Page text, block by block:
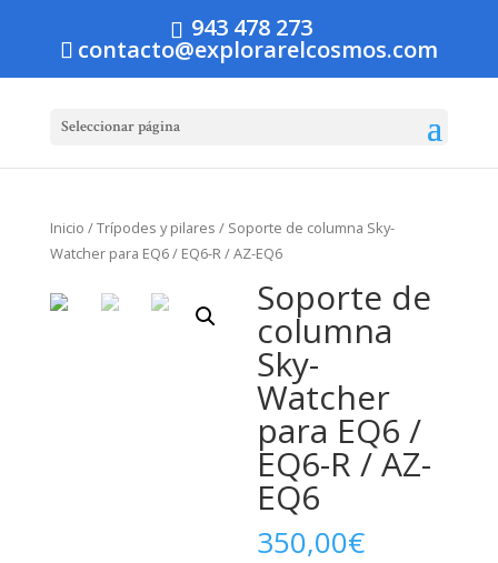
943 478 273
contacto@explorarelcosmos.com
Seleccionar página
Inicio /Trípodes y pilares / Soporte de columna Sky-
Watcher para EQ6 / EQ6-R / AZ-EQ6
Soporte de
columna
Sky-
Watcher
para EQ6 /
EQ6-R / AZ-
EQ6
350,00€